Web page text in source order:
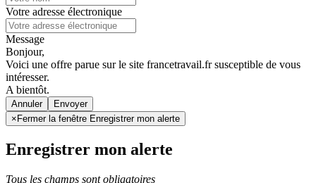
Votre adresse électronique
Message
Bonjour,
Voici une offre parue sur le site francetravail.fr susceptible de vous
intéresser.
A bientôt.
Annuler
× Fermer la fenêtre Enregistrer mon alerte
Enregistrer mon alerte
Tous les champs sont obligatoires